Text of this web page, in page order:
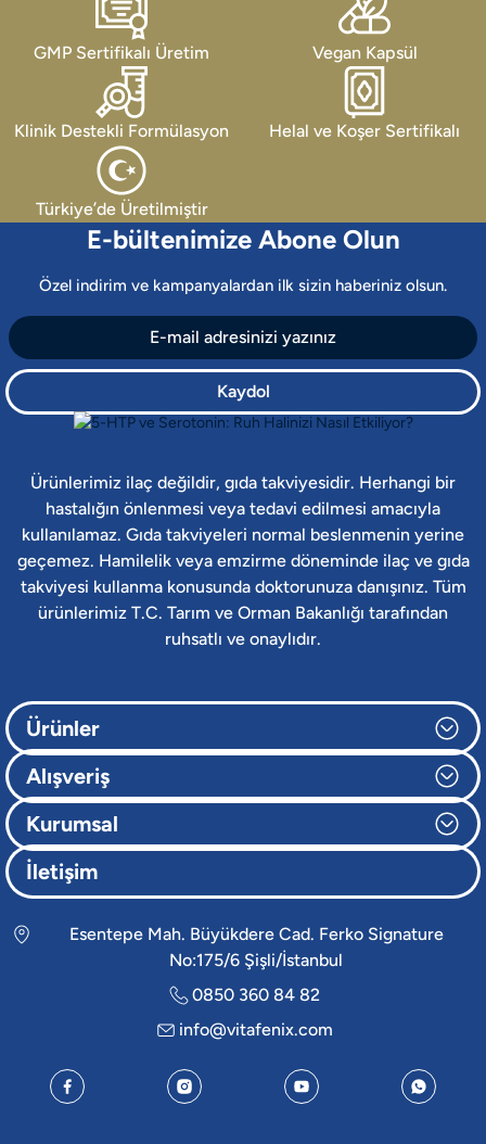
GMP Sertifikalı Üretim Vegan Kapsül
Klinik Destekli Formülasyon Helal ve Koşer Sertifikalı
Türkiye’de Üretilmiştir
E-bültenimize Abone Olun
Özel indirim ve kampanyalardan ilk sizin haberiniz olsun.
Kaydol
Ürünlerimiz ilaç değildir, gıda takviyesidir. Herhangi bir
hastalığın önlenmesi veya tedavi edilmesi amacıyla
kullanılamaz. Gıda takviyeleri normal beslenmenin yerine
geçemez. Hamilelik veya emzirme döneminde ilaç ve gıda
takviyesi kullanma konusunda doktorunuza danışınız. Tüm
ürünlerimiz T.C. Tarım ve Orman Bakanlığı tarafından
ruhsatlı ve onaylıdır.
Ürünler
Alışveriş
Kurumsal
İletişim
Esentepe Mah. Büyükdere Cad. Ferko Signature
No:175/6 Şişli/İstanbul
0850 360 84 82
info@vitafenix.com